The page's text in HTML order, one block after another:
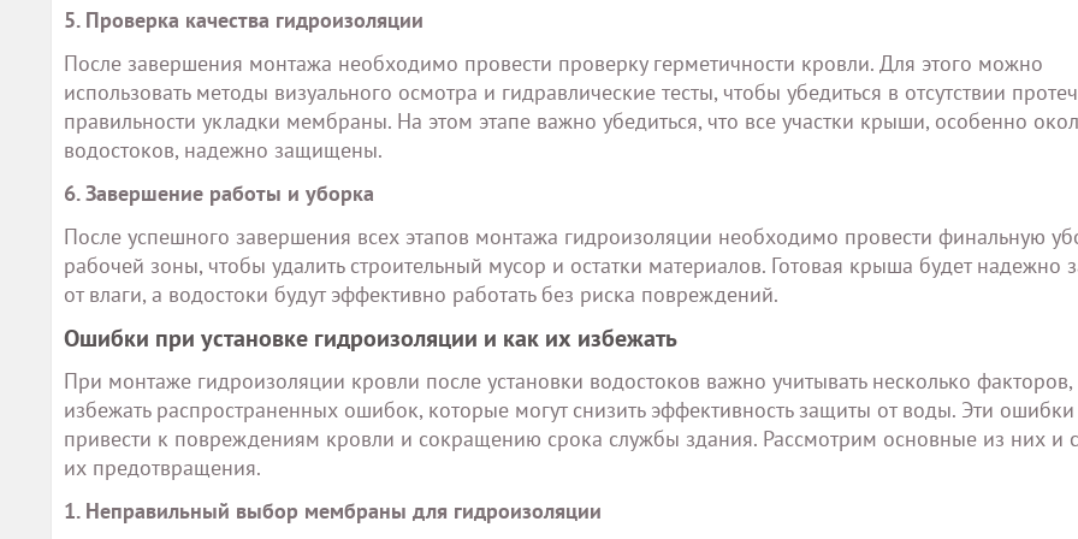
5. Проверка качества гидроизоляции
После завершения монтажа необходимо провести проверку герметичности кровли. Для этого можно
использовать методы визуального осмотра и гидравлические тесты, чтобы убедиться в отсутствии
правильности укладки мембраны. На этом этапе важно убедиться, что все участки крыши, особенно
водостоков, надежно защищены.
6. Завершение работы и уборка
После успешного завершения всех этапов монтажа гидроизоляции необходимо провести финальную
рабочей зоны, чтобы удалить строительный мусор и остатки материалов. Готовая крыша будет надежно
от влаги, а водостоки будут эффективно работать без риска повреждений.
Ошибки при установке гидроизоляции и как их избежать
При монтаже гидроизоляции кровли после установки водостоков важно учитывать несколько
избежать распространенных ошибок, которые могут снизить эффективность защиты от воды. Эти ошибки
привести к повреждениям кровли и сокращению срока службы здания. Рассмотрим основные из них и
их предотвращения.
1. Неправильный выбор мембраны для гидроизоляции